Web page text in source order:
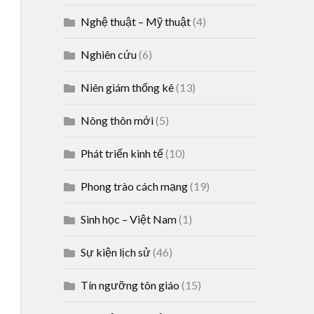
Nghệ thuật – Mỹ thuật(4)
Nghiên cứu(6)
Niên giám thống kê(13)
Nông thôn mới(5)
Phát triển kinh tế(10)
Phong trào cách mạng(19)
Sinh học – Việt Nam(1)
Sự kiện lịch sử(46)
Tín ngưỡng tôn giáo (15)